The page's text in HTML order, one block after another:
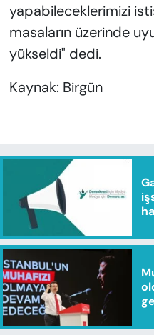
yapabileceklerimizi
masaların üzerinde
yükseldi" dedi.
Kaynak: Birgün